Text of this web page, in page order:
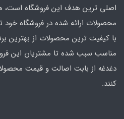
اصلی‌ ترین هدف این فروشگاه است،
محصولات ارائه شده در فروشگاه خود
با کیفیت‌ ترین محصولات از بهترین
مناسب سبب شده تا مشتریان این
دغدغه از بابت اصالت و قیمت
کنند.